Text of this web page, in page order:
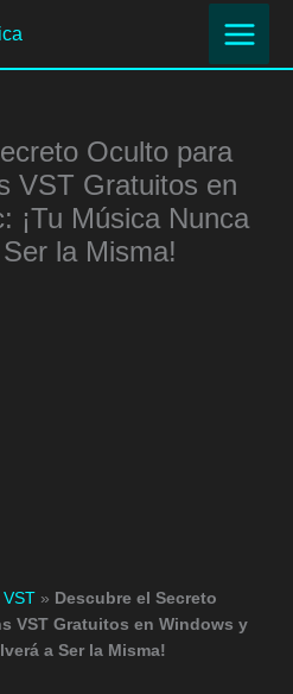
Oculto para
VST Gratuitos en
¡Tu Música Nunca
la Misma!
VST » Descubre el Secreto
VST Gratuitos en Windows y
a Ser la Misma!